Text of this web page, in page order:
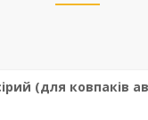
(для ковпаків